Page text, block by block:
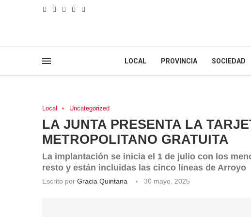
LOCAL PROVINCIA SOCIEDAD
Local Uncategorized
LA JUNTA PRESENTA LA
METROPOLITANO GRATUITA
La implantación se inicia el 1 de julio con los
resto y están incluidas las cinco líneas de Arroyo
Escrito por Gracia Quintana 30 mayo, 2025